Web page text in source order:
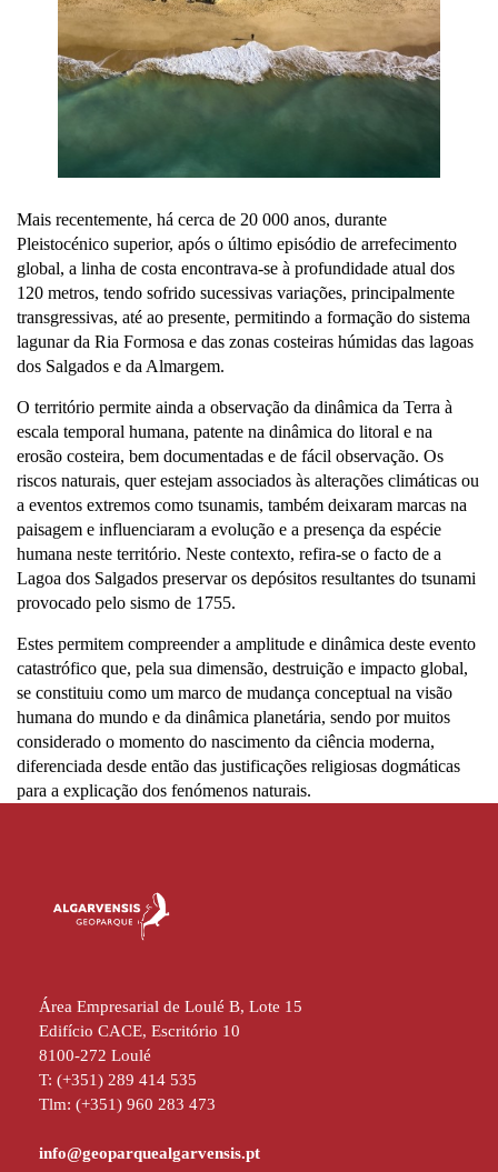
Mais recentemente, há cerca de 20 000 anos, durante
Pleistocénico superior, após o último episódio de arrefecimento
global, a linha de costa encontrava-se à profundidade atual dos
120 metros, tendo sofrido sucessivas variações, principalmente
transgressivas, até ao presente, permitindo a formação do sistema
lagunar da Ria Formosa e das zonas costeiras húmidas das lagoas
dos Salgados e da Almargem.
O território permite ainda a observação da dinâmica da Terra à
escala temporal humana, patente na dinâmica do litoral e na
erosão costeira, bem documentadas e de fácil observação. Os
riscos naturais, quer estejam associados às alterações climáticas ou
a eventos extremos como tsunamis, também deixaram marcas na
paisagem e influenciaram a evolução e a presença da espécie
humana neste território. Neste contexto, refira-se o facto de a
Lagoa dos Salgados preservar os depósitos resultantes do tsunami
provocado pelo sismo de 1755.
Estes permitem compreender a amplitude e dinâmica deste evento
catastrófico que, pela sua dimensão, destruição e impacto global,
se constituiu como um marco de mudança conceptual na visão
humana do mundo e da dinâmica planetária, sendo por muitos
considerado o momento do nascimento da ciência moderna,
diferenciada desde então das justificações religiosas dogmáticas
para a explicação dos fenómenos naturais.
Área Empresarial de Loulé B, Lote 15
Edifício CACE, Escritório 10
8100-272 Loulé
T: (+351) 289 414 535
Tlm: (+351) 960 283 473